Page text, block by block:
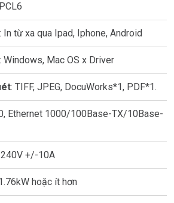
: In từ xa qua Ipad, Iphone, Android
: Windows, Mac OS x Driver
: TIFF, JPEG, DocuWorks*1, PDF*1.
Ethernet 1000/100Base-TX/10Base-
+/-10A
hoặc ít hơn